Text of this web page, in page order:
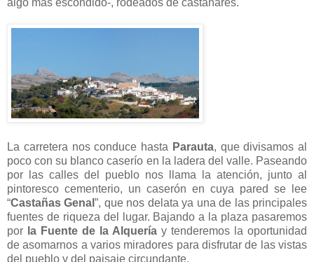
La carretera nos conduce hasta Parauta, que divisamos al
poco con su blanco caserío en la ladera del valle. Paseando
por las calles del pueblo nos llama la atención, junto al
pintoresco cementerio, un caserón en cuya pared se lee
“Castañas Genal”, que nos delata ya una de las principales
fuentes de riqueza del lugar. Bajando a la plaza pasaremos
por la Fuente de la Alquería y tenderemos la oportunidad
de asomarnos a varios miradores para disfrutar de las vistas
del pueblo y del paisaje circundante.